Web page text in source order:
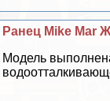
Ранец Mike Mar
Модель